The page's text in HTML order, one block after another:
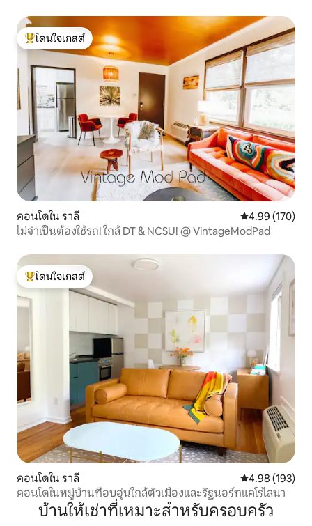
โดนใจเกสต์ที่สุด
โดนใจเกสต์
คอนโดใน ราลี คะแนนเฉลี่ย
4.99 (170)
ไม่จำเป็นต้องใช้รถ! ใกล้ DT & NCSU! @ VintageModPad
โดนใจเกสต์ที่สุด
โดนใจเกสต์
คอนโดใน ราลี คะแนนเฉลี่ย
4.98 (193)
คอนโดในหมู่บ้านที่อบอุ่นใกล้ตัวเมืองและรัฐนอร์ทแคโรไลนา
บ้านให้เช่าที่เหมาะสำหรับครอบครัว